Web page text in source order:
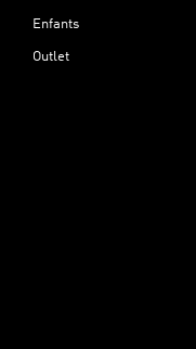
Enfants
Outlet